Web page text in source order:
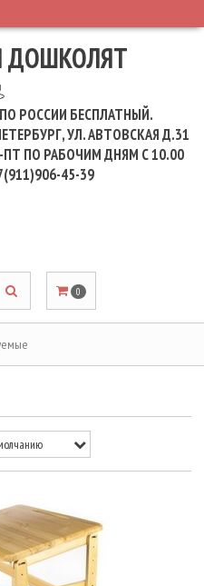
ДОШКОЛЯТ
РОССИИ БЕСПЛАТНЫЙ.
УЛ. АВТОВСКАЯ Д.31
ПО РАБОЧИМ ДНЯМ С 10.00
45-39
0